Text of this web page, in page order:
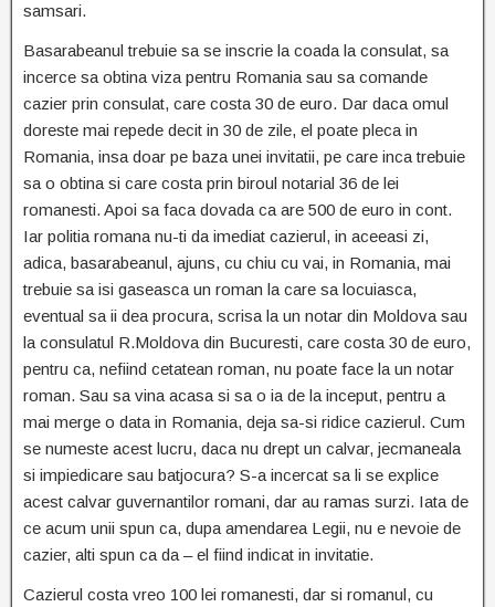
samsari.
Basarabeanul trebuie sa se inscrie la coada la consulat, sa
incerce sa obtina viza pentru Romania sau sa comande
cazier prin consulat, care costa 30 de euro. Dar daca omul
doreste mai repede decit in 30 de zile, el poate pleca in
Romania, insa doar pe baza unei invitatii, pe care inca trebuie
sa o obtina si care costa prin biroul notarial 36 de lei
romanesti. Apoi sa faca dovada ca are 500 de euro in cont.
Iar politia romana nu-ti da imediat cazierul, in aceeasi zi,
adica, basarabeanul, ajuns, cu chiu cu vai, in Romania, mai
trebuie sa isi gaseasca un roman la care sa locuiasca,
eventual sa ii dea procura, scrisa la un notar din Moldova sau
la consulatul R.Moldova din Bucuresti, care costa 30 de euro,
pentru ca, nefiind cetatean roman, nu poate face la un notar
roman. Sau sa vina acasa si sa o ia de la inceput, pentru a
mai merge o data in Romania, deja sa-si ridice cazierul. Cum
se numeste acest lucru, daca nu drept un calvar, jecmaneala
si impiedicare sau batjocura? S-a incercat sa li se explice
acest calvar guvernantilor romani, dar au ramas surzi. Iata de
ce acum unii spun ca, dupa amendarea Legii, nu e nevoie de
cazier, alti spun ca da – el fiind indicat in invitatie.
Cazierul costa vreo 100 lei romanesti, dar si romanul, cu